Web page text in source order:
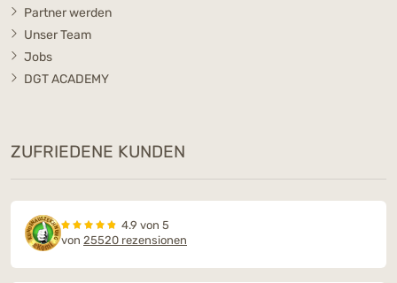
Partner werden
Unser Team
Jobs
DGT ACADEMY
ZUFRIEDENE KUNDEN
4.9 von 5
von 25520 rezensionen